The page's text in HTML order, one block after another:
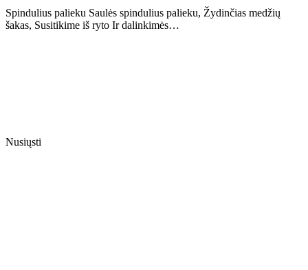
Spindulius palieku Saulės spindulius palieku, Žydinčias medžių
šakas, Susitikime iš ryto Ir dalinkimės…
Nusiųsti